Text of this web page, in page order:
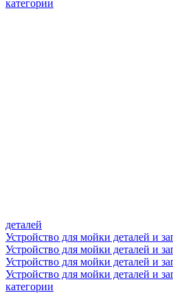
категории
деталей
Устройство для мойки деталей и
Устройство для мойки деталей и
Устройство для мойки деталей и
Устройство для мойки деталей и
категории